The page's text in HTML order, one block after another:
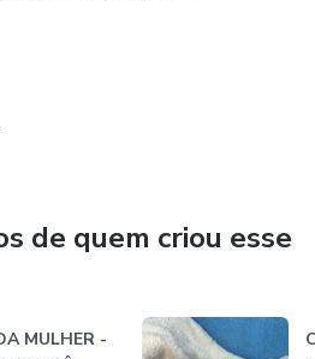
de quem criou esse
MULHER -